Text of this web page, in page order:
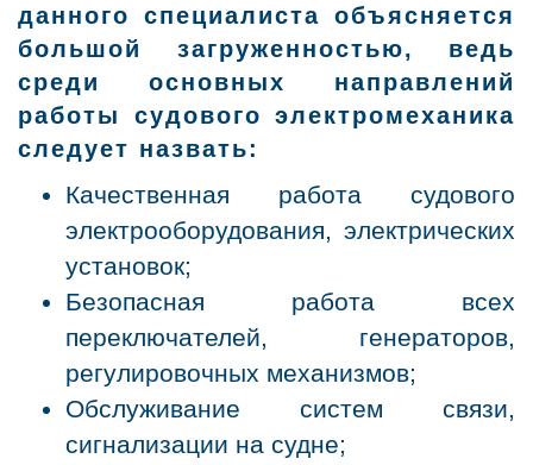
данного специалиста объясняется
большой загруженностью, ведь
среди основных направлений
работы судового электромеханика
следует назвать:
Качественная работа судового
электрооборудования, электрических
установок;
Безопасная работа всех
переключателей, генераторов,
регулировочных механизмов;
Обслуживание систем связи,
сигнализации на судне;